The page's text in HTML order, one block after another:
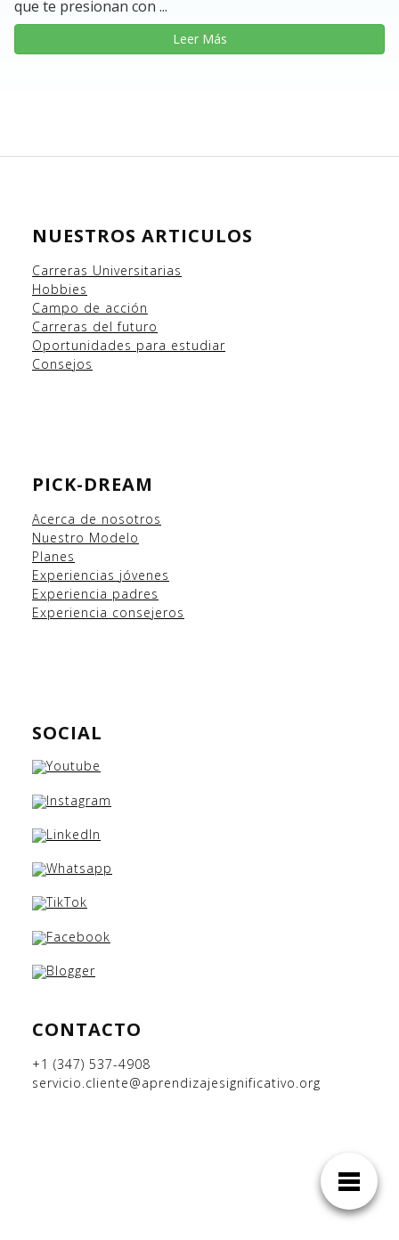
que te presionan con ...
Leer Más
NUESTROS ARTICULOS
Carreras Universitarias
Hobbies
Campo de acción
Carreras del futuro
Oportunidades para estudiar
Consejos
PICK-DREAM
Acerca de nosotros
Nuestro Modelo
Planes
Experiencias jóvenes
Experiencia padres
Experiencia consejeros
SOCIAL
CONTACTO
+1 (347) 537-4908
servicio.cliente@aprendizajesignificativo.org